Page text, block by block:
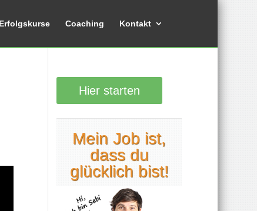
Erfolgskurse Coaching Kontakt
Hier starten
Mein Job ist,
dass du
glücklich bist!